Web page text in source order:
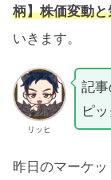
柄】株価変動
いきます。
リッヒ
記
ピ
昨日のマーケ